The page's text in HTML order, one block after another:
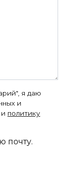
я даю
и
и политику
почту.